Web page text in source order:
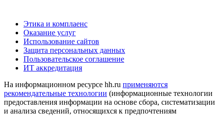
Этика и комплаенс
Оказание услуг
Использование сайтов
Защита персональных данных
Пользовательское соглашение
ИТ аккредитация
На информационном ресурсе hh.ru применяются
рекомендательные технологии (информационные технологии
предоставления информации на основе сбора, систематизации
и анализа сведений, относящихся к предпочтениям